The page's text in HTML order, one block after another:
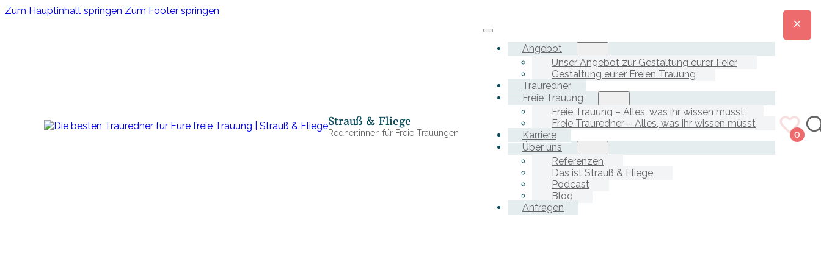
Zum Hauptinhalt springen Zum Footer springen
Strauß & Fliege
Redner:innen für Freie Trauungen
Angebot
Unser Angebot zur Gestaltung eurer Feier
Gestaltung eurer Freien Trauung
Trauredner
Freie Trauung
Freie Trauung – Alles, was ihr wissen müsst
Freie Trauredner – Alles, was ihr wissen müsst
Karriere
Über uns
Referenzen
Das ist Strauß & Fliege
Podcast
Blog
Anfragen
0